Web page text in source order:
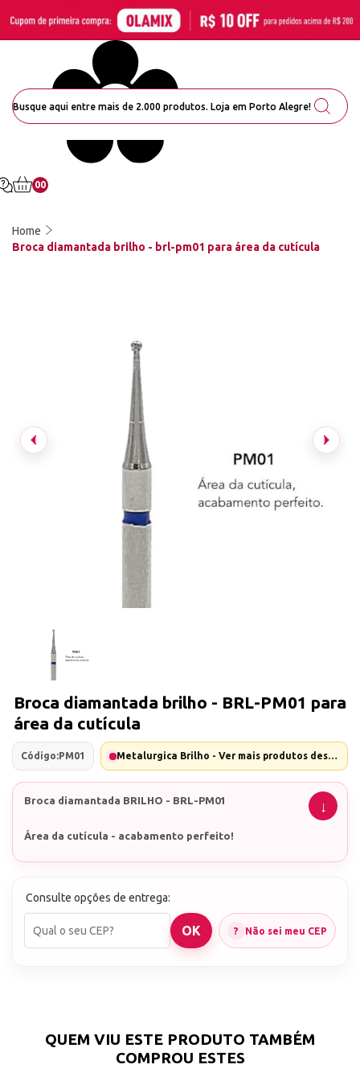
00
Home
Broca diamantada brilho - brl-pm01 para área da cutícula
Broca diamantada brilho - BRL-PM01 para
área da cutícula
Código:PM01 Metalurgica Brilho - Ver mais produtos desta marca
Broca diamantada BRILHO - BRL-PM01
Área da cutícula - acabamento perfeito!
Nossa Loja já atua há mais de 10 anos no mercado.
compra.
*EMITIMOS NOTAS FISCAIS DE TODAS AS VENDAS.
Consulte opções de entrega:
Não sei meu CEP
QUEM VIU ESTE PRODUTO TAMBÉM
COMPROU ESTES